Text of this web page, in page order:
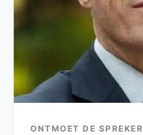
ONTMOET DE SPREKER